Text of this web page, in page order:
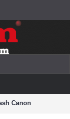
Canon